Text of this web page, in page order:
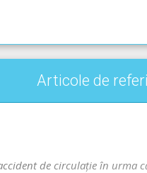
Video -->Obligații și
Articole de
de circulație în urma